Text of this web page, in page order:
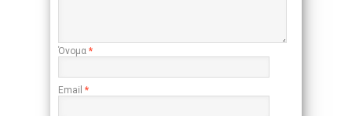
Όνομα *
Email *